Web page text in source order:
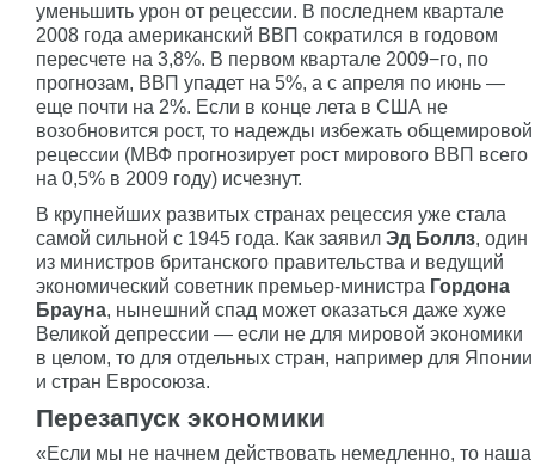
уменьшить урон от рецессии. В последнем квартале
2008 года американский ВВП сократился в годовом
пересчете на 3,8%. В первом квартале 2009−го, по
прогнозам, ВВП упадет на 5%, а с апреля по июнь —
еще почти на 2%. Если в конце лета в США не
возобновится рост, то надежды избежать общемировой
рецессии (МВФ прогнозирует рост мирового ВВП всего
на 0,5% в 2009 году) исчезнут.
В крупнейших развитых странах рецессия уже стала
самой сильной с 1945 года. Как заявил Эд Боллз, один
из министров британского правительства и ведущий
экономический советник премьер-министра Гордона
Брауна, нынешний спад может оказаться даже хуже
Великой депрессии — если не для мировой экономики
в целом, то для отдельных стран, например для Японии
и стран Евросоюза.
Перезапуск экономики
«Если мы не начнем действовать немедленно, то наша